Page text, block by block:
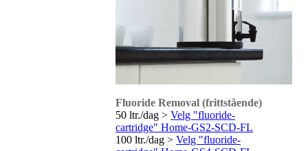
Fluoride Removal (frittstående)
50 ltr./dag > Velg "fluoride-
cartridge" Home-GS2-SCD-FL
100 ltr./dag > Velg "fluoride-